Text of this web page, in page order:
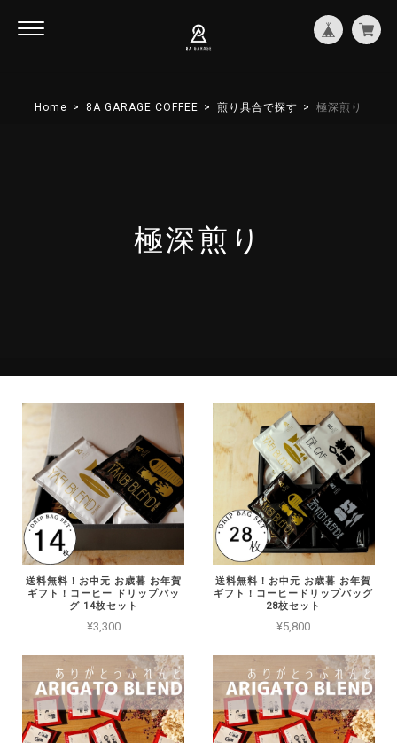
Home 8A GARAGE COFFEE 煎り具合で探す 極深煎り
極深煎り
送料無料！お中元 お歳暮 お年賀
ギフト！コーヒー ドリップバッ
グ 14枚セット
¥3,300
送料無料！お中元 お歳暮 お年賀
ギフト！コーヒードリップバッグ
28枚セット
¥5,800